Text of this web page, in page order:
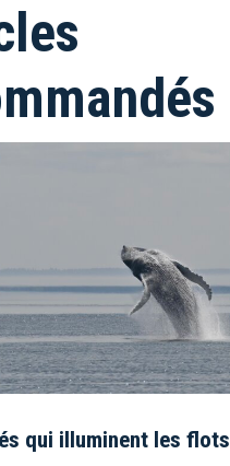
qui illuminent les flots